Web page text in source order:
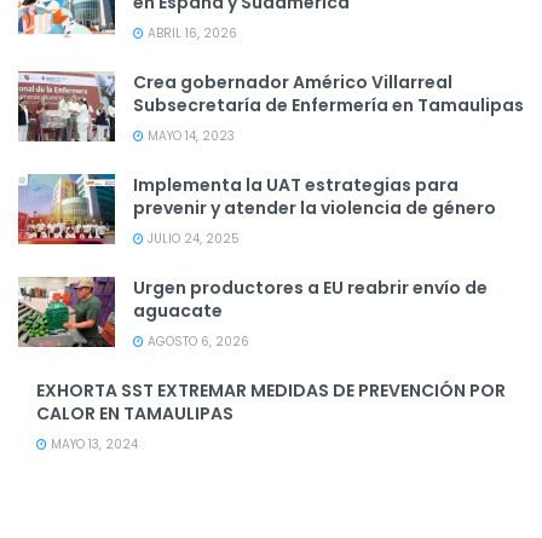
ABRIL 16, 2026
Crea gobernador Américo Villarreal
Subsecretaría de Enfermería en Tamaulipas
MAYO 14, 2023
Implementa la UAT estrategias para
prevenir y atender la violencia de género
JULIO 24, 2025
Urgen productores a EU reabrir envío de
aguacate
AGOSTO 6, 2026
EXHORTA SST EXTREMAR MEDIDAS DE PREVENCIÓN POR
CALOR EN TAMAULIPAS
MAYO 13, 2024